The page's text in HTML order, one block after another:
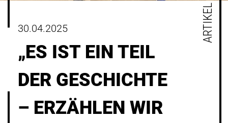
30.04.2025
„ES IST EIN TEIL
DER GESCHICHTE
– ERZÄHLEN WIR
ARTIKEL